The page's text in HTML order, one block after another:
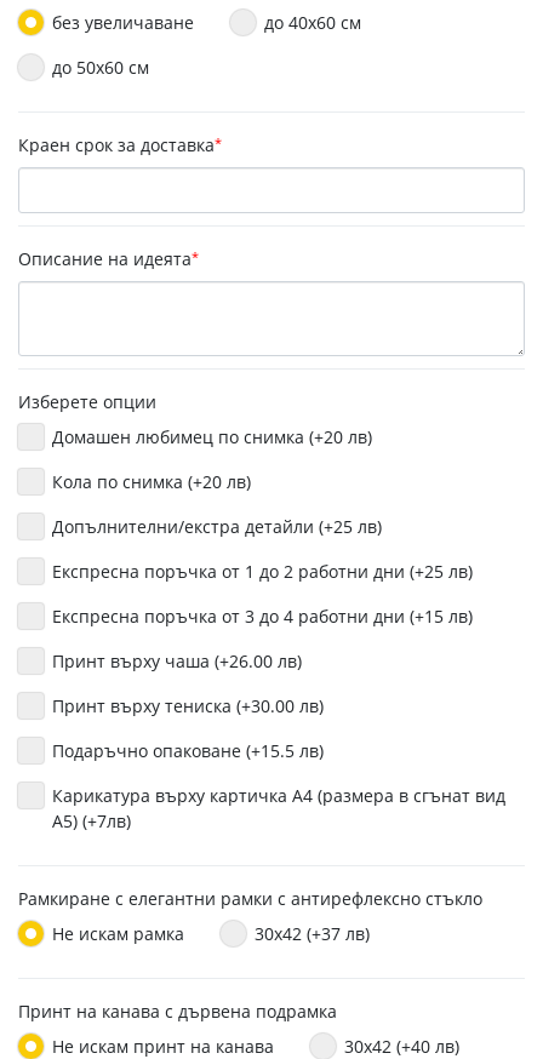
без увеличаване
до 40х60 см
до 50x60 см
Краен срок за доставка*
Описание на идеята*
Изберете опции
Домашен любимец по снимка (+20 лв)
Кола по снимка (+20 лв)
Допълнителни/екстра детайли (+25 лв)
Експресна поръчка от 1 до 2 работни дни (+25 лв)
Експресна поръчка от 3 до 4 работни дни (+15 лв)
Принт върху чаша (+26.00 лв)
Принт върху тениска (+30.00 лв)
Подаръчно опаковане (+15.5 лв)
Карикатура върху картичка А4 (размера в сгънат вид
A5) (+7лв)
Рамкиране с елегантни рамки с антирефлексно стъкло
Не искам рамка
30x42 (+37 лв)
Принт на канава с дървена подрамка
Не искам принт на канава
30x42 (+40 лв)